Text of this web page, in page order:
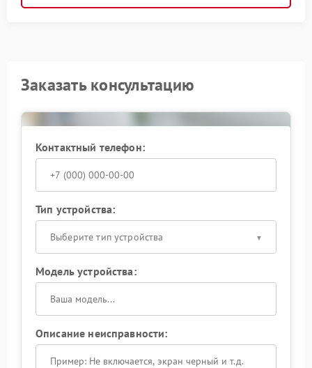
Заказать консультацию
Контактный телефон:
Тип устройства:
Выберите тип устройства
Модель устройства:
Описание неисправности: